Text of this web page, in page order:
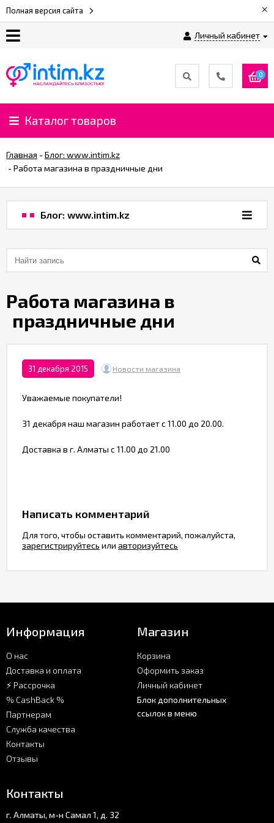
Полная версия сайта ×
Личный кабинет
нас
Доставка
и
⚡
Служба
качества
Контакты
Отзывы
0
Каталог товаров
Главная -Блог: www.intim.kz
-Работа магазина в праздничные дни
Работа магазина в
праздничные дни
31 декабря 2015 Новости магазина
Уважаемые покупатели!
31 декабря наш магазин работает с 11.00 до 20.00.
Доставка в г. Алматы с 11.00 до 21.00
Написать комментарий
Для того, чтобы оставить комментарий, пожалуйста,
зарегистрируйтесь или авторизуйтесь
Блог: www.intim.kz
Информация
О нас
Доставка и оплата
⚡ Рассрочка
% CashBack %
Партнерам
Служба качества
Контакты
Отзывы
Магазин
Корзина
Оформить заказ
Личный кабинет
Блок дополнительных
ссылок в меню
Контакты
г. Алматы, м-н Самал 1, д. 32